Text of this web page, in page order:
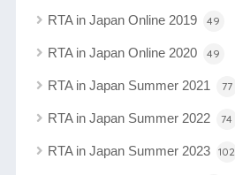
RTA in Japan Online 2019 49
RTA in Japan Online 2020 49
RTA in Japan Summer 2021 77
RTA in Japan Summer 2022 74
RTA in Japan Summer 2023 102